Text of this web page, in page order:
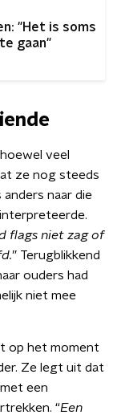
"Het is soms
gaan"
veel
ze nog steeds
naar die
flags niet zag of
” Terugblikkend
ouders had
niet mee
op het moment
Ze legt uit dat
een
“Een